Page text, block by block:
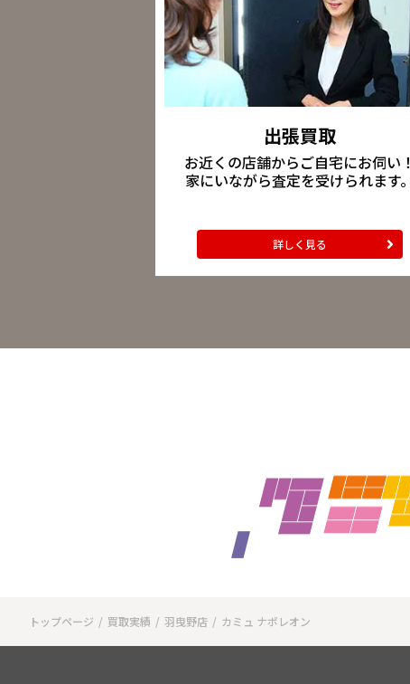
出張買取
お近くの店舗からご自宅にお伺い！
家にいながら査定を受けられます。
詳しく見る
トップページ 買取実績 羽曳野店 カミュ ナポレオン